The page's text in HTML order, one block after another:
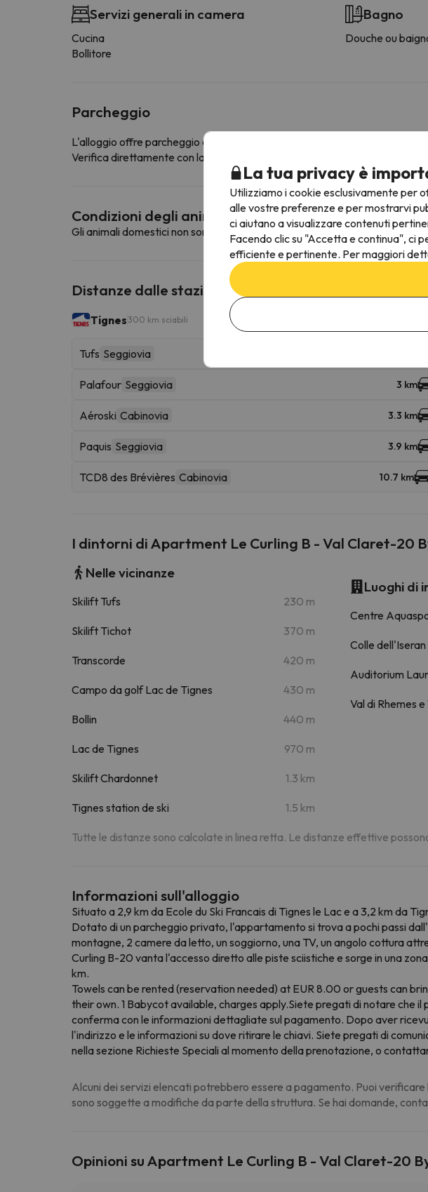
Servizi generali in camera
Cucina
Bollitore
Bagno
Douche ou
Parcheggio
L'alloggio offre parcheggio esterno a pagamento
Verifica direttamente con la struttura ricettiva se offre la possibilità di
Condizioni degli animali domestici
Gli animali domestici non sono ammessi in questa struttura.
Distanze dalle stazioni sciistiche vicine
Tignes 300 km sciabili
Tufs Seggiovia
Palafour Seggiovia 3 km
Aéroski Cabinovia 3.3 km
Paquis Seggiovia 3.9 km
TCD8 des Brévières Cabinovia 10.7 km
I dintorni di Apartment Le Curling B - Val Claret-20
Nelle vicinanze
Skilift Tufs 230 m
Skilift Tichot 370 m
Transcorde 420 m
Campo da golf Lac de Tignes 430 m
Bollin 440 m
Lac de Tignes 970 m
Skilift Chardonnet 1.3 km
Tignes station de ski 1.5 km
Luoghi di
Centre
Colle dell'Iseran
Auditorium
Val di Rhemes
Tutte le distanze sono calcolate in linea retta. Le distanze effettive
Informazioni sull'alloggio
Situato a 2,9 km da Ecole du Ski Francais di Tignes le Lac e a 3,2 km da
Dotato di un parcheggio privato, l'appartamento si trova a pochi passi
montagne, 2 camere da letto, un soggiorno, una TV, un angolo cottura
Curling B-20 vanta l'accesso diretto alle piste sciistiche e sorge in una
km.
Towels can be rented (reservation needed) at EUR 8.00 or guests can
their own. 1 Babycot available, charges apply.Siete pregati di notare che
conferma con le informazioni dettagliate sul pagamento. Dopo aver
l'indirizzo e le informazioni su dove ritirare le chiavi. Siete pregati di
nella sezione Richieste Speciali al momento della prenotazione, o
Alcuni dei servizi elencati potrebbero essere a pagamento. Puoi
sono soggette a modifiche da parte della struttura. Se hai domande,
Opinioni su Apartment Le Curling B - Val Claret-20
La tua privacy è
Utilizziamo i cookie esclusivamente per
alle vostre preferenze e per mostrarvi
ci aiutano a visualizzare contenuti
Facendo clic su "Accetta e continua", ci
efficiente e pertinente. Per maggiori